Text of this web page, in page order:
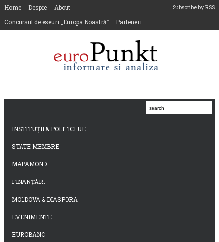
Subscribe by RSS
Home Despre
About
Concursul de eseuri „Europa Noastră”
Parteneri
INSTITUȚII & POLITICI UE
STATE MEMBRE
MAPAMOND
FINANȚĂRI
MOLDOVA & DIASPORA
EVENIMENTE
EUROBANC